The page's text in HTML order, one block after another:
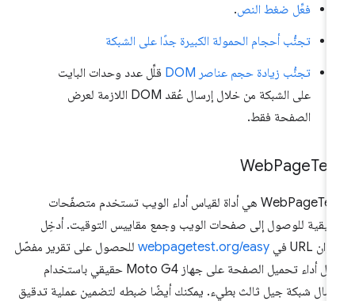
فعِّل ضغط النص.
تجنُّب أحجام الحمولة الكبيرة جدًا على الشبكة
تجنُّب زيادة حجم عناصر DOM
قلِّل عدد وحدات البايت
على الشبكة من خلال إرسال عُقد DOM اللازمة لعرض
الصفحة فقط.
WebPage
WebPageTest هي أداة لقياس أداء الويب تستخدم متصفّحات
للوصول إلى صفحات الويب وجمع مقاييس التوقيت. أدخِل
webpagetest.org/easyللحصول على تقرير مفصّل
حول أداء تحميل الصفحة على جهاز Moto G4 حقيقي باستخدام
شبكة جيل ثالث بطيء. يمكنك أيضًا ضبطه لتضمين عملية تدقيق